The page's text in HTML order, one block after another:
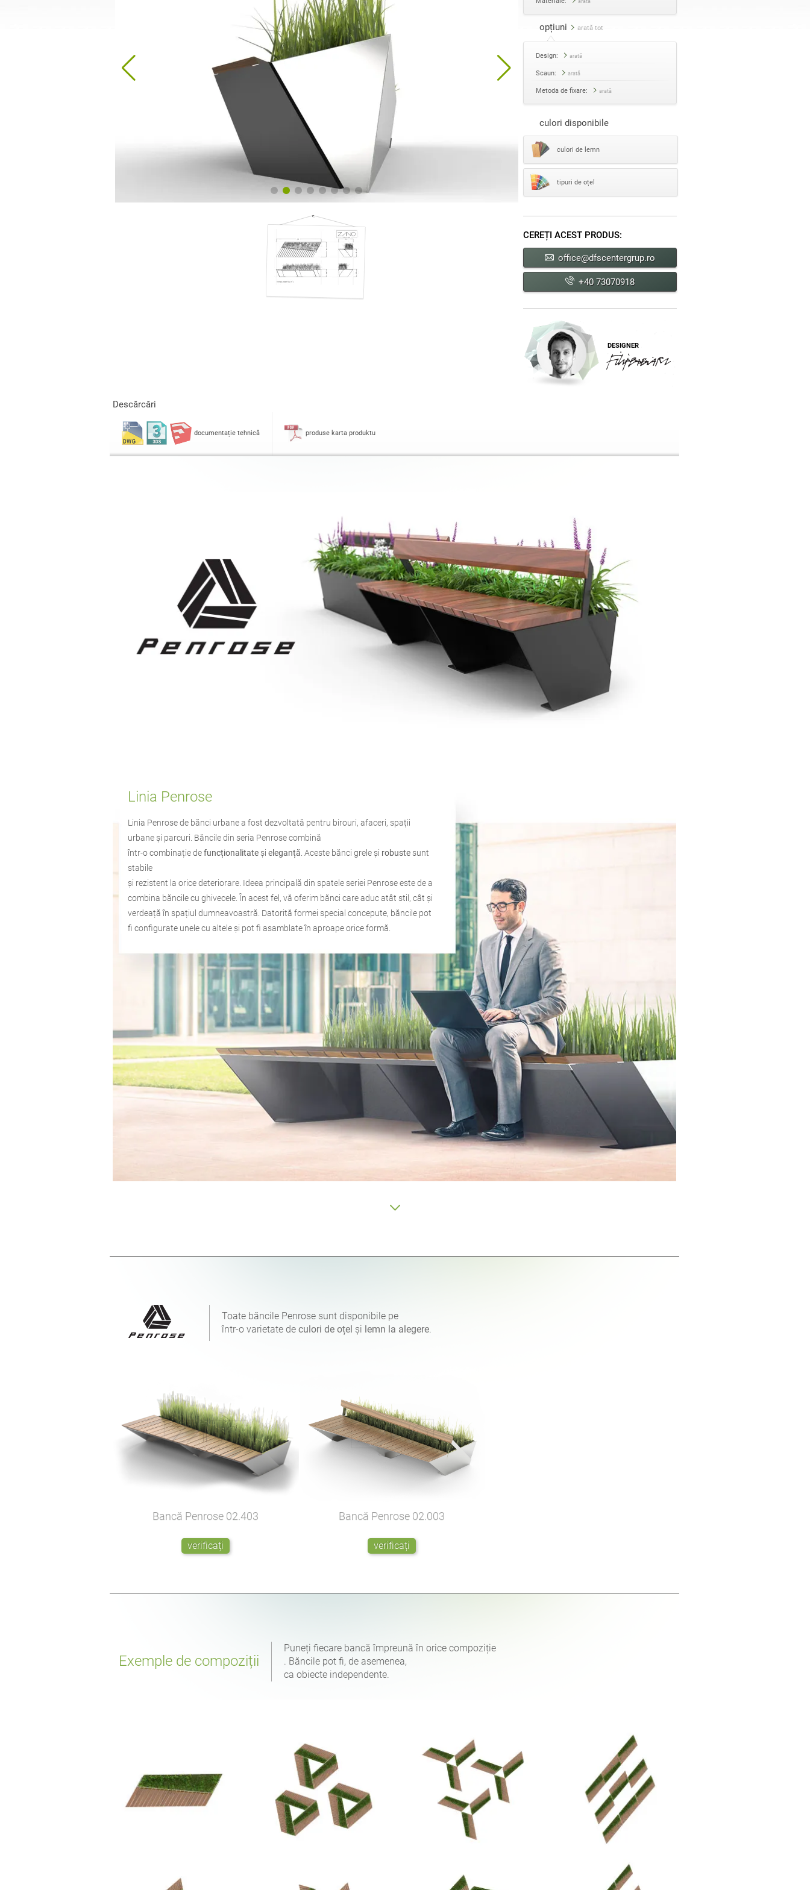
arată
opțiuni arată tot
Design: arată
Scaun: arată
Metoda de fixare: arată
culori disponibile
culori de lemn
tipuri de oțel
CEREȚI ACEST PRODUS:
office@dfscentergrup.ro
+40 73070918
DESIGNER
Descărcări
documentație tehnică produse karta produktu
Linia Penrose
Linia Penrose de bănci urbane a fost dezvoltată pentru birouri, afaceri, spații
urbane și parcuri. Băncile din seria Penrose combină
într-o combinație defuncționalitate și eleganță . Aceste bănci grele și robuste sunt
stabile
și rezistent la orice deteriorare. Ideea principală din spatele seriei Penrose este de a
combina băncile cu ghivecele. În acest fel, vă oferim bănci care aduc atât stil, cât și
verdeață în spațiul dumneavoastră. Datorită formei special concepute, băncile pot
fi configurate unele cu altele și pot fi asamblate în aproape orice formă.
Toate băncile Penrose sunt disponibile pe
într-o varietate de culori de oțel și lemn la alegere.
Bancă Penrose 02.403
verificați
Bancă Penrose 02.003
verificați
Exemple de compoziții
Puneți fiecare bancă împreună în orice compoziție
. Băncile pot fi, de asemenea,
ca obiecte independente.